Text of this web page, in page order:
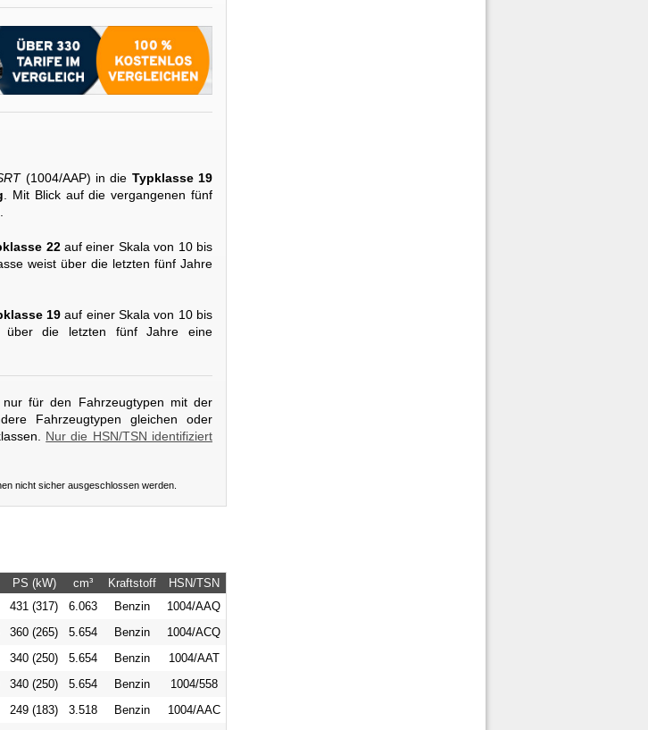
(1004/AAP) in die Typklasse 19
. Mit Blick auf die vergangenen fünf
22auf einer Skala von 10 bis
weist über die letzten fünf Jahre
19 auf einer Skala von 10 bis
über die letzten fünf Jahre eine
für den Fahrzeugtypen mit der
Fahrzeugtypen gleichen oder
Nur die HSN/TSN identifiziert
nicht sicher ausgeschlossen werden.
PS (kW) cm³ Kraftstoff
HSN/TSN
431 (317) 6.063 Benzin
1004/AAQ
360 (265) 5.654 Benzin
1004/ACQ
340 (250) 5.654 Benzin
1004/AAT
340 (250) 5.654 Benzin
1004/558
249 (183) 3.518 Benzin
1004/AAC